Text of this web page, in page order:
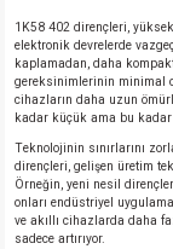
1K58 402 dirençleri,
elektronik devrelerde
kaplamadan, daha
gereksinimlerinin minimal
cihazların daha uzun
kadar küçük ama bu
Teknolojinin sınırlarını
dirençleri, gelişen üretim
Örneğin, yeni nesil
onları endüstriyel
ve akıllı cihazlarda daha
sadece artırıyor.